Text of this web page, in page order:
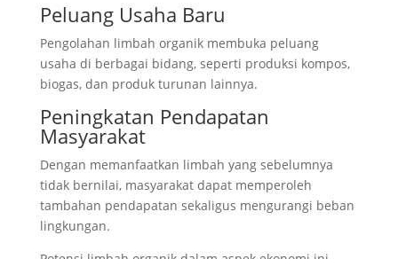
Peluang Usaha Baru
Pengolahan limbah organik membuka peluang
usaha di berbagai bidang, seperti produksi kompos,
biogas, dan produk turunan lainnya.
Peningkatan Pendapatan
Masyarakat
Dengan memanfaatkan limbah yang sebelumnya
tidak bernilai, masyarakat dapat memperoleh
tambahan pendapatan sekaligus mengurangi beban
lingkungan.